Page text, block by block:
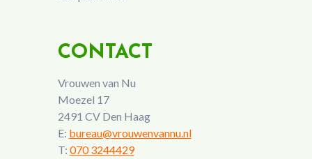
CONTACT
Vrouwen van Nu
Moezel 17
2491 CV Den Haag
E: bureau@vrouwenvannu.nl
T: 070 3244429